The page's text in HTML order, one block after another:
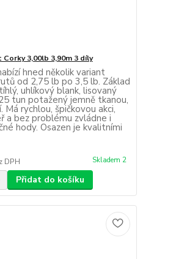
3,00lb 3,90m 3 díly
hned několik variant
od 2,75 lb po 3,5 lb. Základ
uhlíkový blank, lisovaný
tun potažený jemně tkanou,
Má rychlou, špičkovou akci,
a bez problému zvládne i
hody. Osazen je kvalitními
DPH Skladem 2
Přidat do košíku